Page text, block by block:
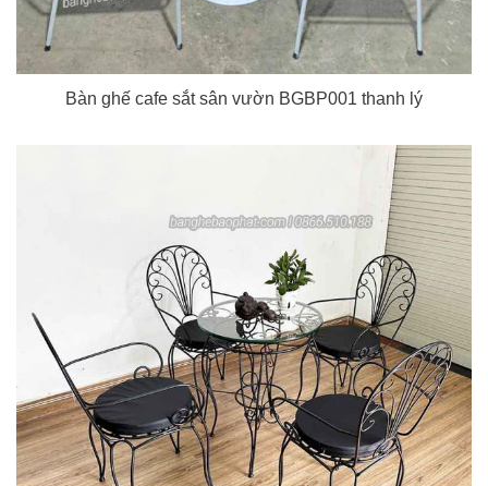
Bàn ghế cafe sắt sân vườn BGBP001 thanh lý